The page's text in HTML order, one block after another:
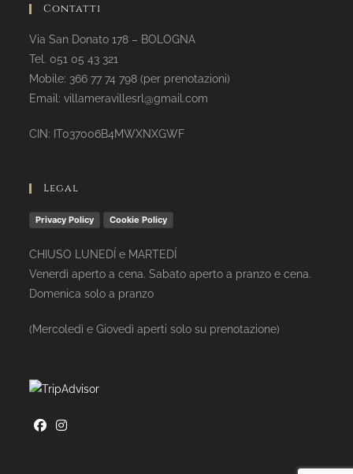
Contatti
Via San Donato 178 – BOLOGNA
Tel. 051 05 43 321
Mobile: 366 77 74 798 (per prenotazioni)
Email: villameravillesrl@gmail.com
CIN: IT037006B4MWXNXGWF
Legal
Privacy Policy Cookie Policy
CHIUSO LUNEDÍ e MARTEDÍ
Venerdì aperto a cena. Sabato aperto a pranzo e cena.
Domenica solo a pranzo
(Mercoledì e Giovedì aperti solo su prenotazione)